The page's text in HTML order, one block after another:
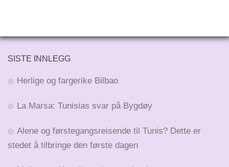
SISTE INNLEGG
Herlige og fargerike Bilbao
La Marsa: Tunisias svar på Bygdøy
Alene og førstegangsreisende til Tunis? Dette er
stedet å tilbringe den første dagen